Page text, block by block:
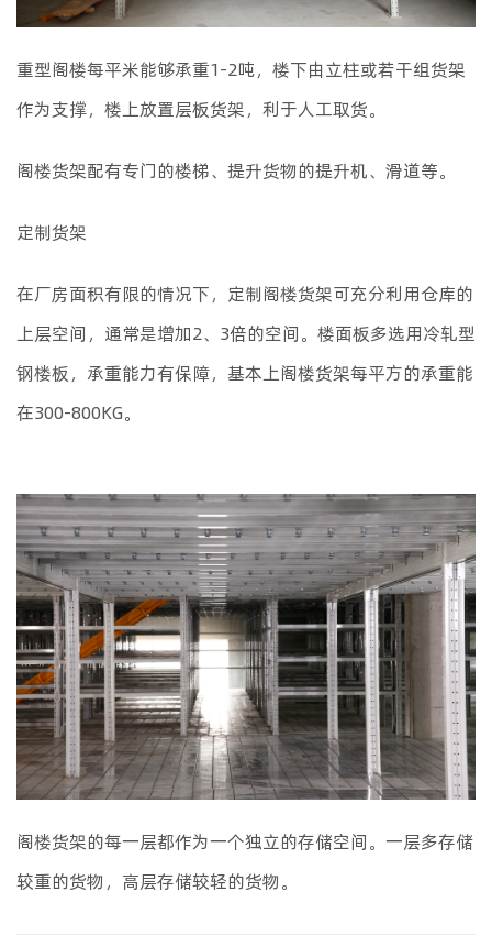
重型阁楼每平米能够承重1-2吨，楼下由立柱或若干组货架
作为支撑，楼上放置层板货架，利于人工取货。
阁楼货架配有专门的楼梯、提升货物的提升机、滑道等。
定制货架
在厂房面积有限的情况下，定制阁楼货架可充分利用仓库的
上层空间，通常是增加2、3倍的空间。楼面板多选用冷轧型
钢楼板，承重能力有保障，基本上阁楼货架每平方的承重能
在300-800KG。
阁楼货架的每一层都作为一个独立的存储空间。一层多存储
较重的货物，高层存储较轻的货物。